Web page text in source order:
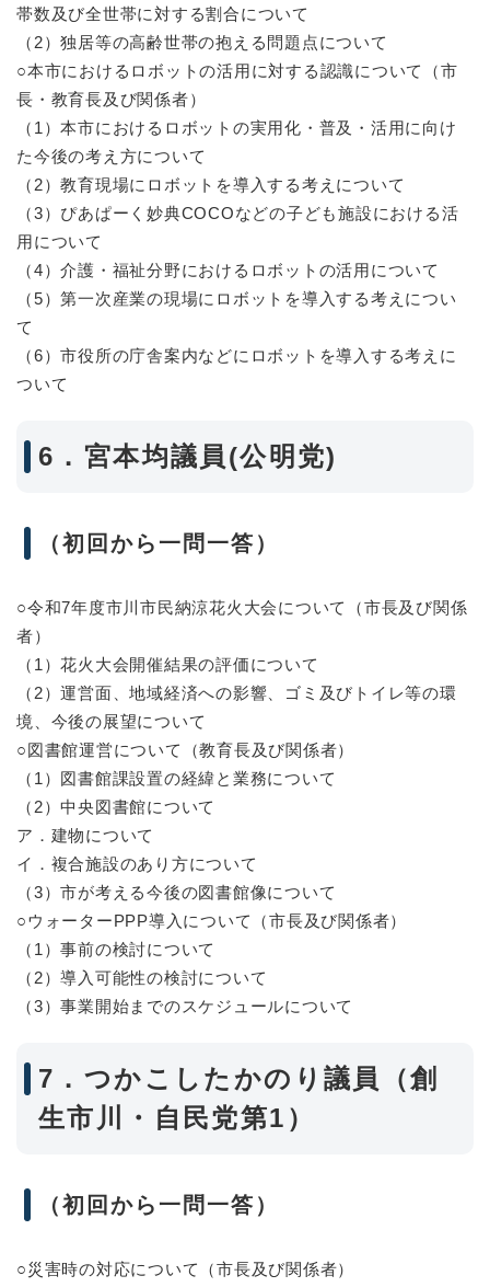
帯数及び全世帯に対する割合について
（2）独居等の高齢世帯の抱える問題点について
○本市におけるロボットの活用に対する認識について（市
長・教育長及び関係者）
（1）本市におけるロボットの実用化・普及・活用に向け
た今後の考え方について
（2）教育現場にロボットを導入する考えについて
（3）ぴあぱーく妙典COCOなどの子ども施設における活
用について
（4）介護・福祉分野におけるロボットの活用について
（5）第一次産業の現場にロボットを導入する考えについ
て
（6）市役所の庁舎案内などにロボットを導入する考えに
ついて
6．宮本均議員(公明党)
（初回から一問一答）
○令和7年度市川市民納涼花火大会について（市長及び関係
者）
（1）花火大会開催結果の評価について
（2）運営面、地域経済への影響、ゴミ及びトイレ等の環
境、今後の展望について
○図書館運営について（教育長及び関係者）
（1）図書館課設置の経緯と業務について
（2）中央図書館について
ア．建物について
イ．複合施設のあり方について
（3）市が考える今後の図書館像について
○ウォーターPPP導入について（市長及び関係者）
（1）事前の検討について
（2）導入可能性の検討について
（3）事業開始までのスケジュールについて
7．つかこしたかのり議員（創
生市川・自民党第1）
（初回から一問一答）
○災害時の対応について（市長及び関係者）